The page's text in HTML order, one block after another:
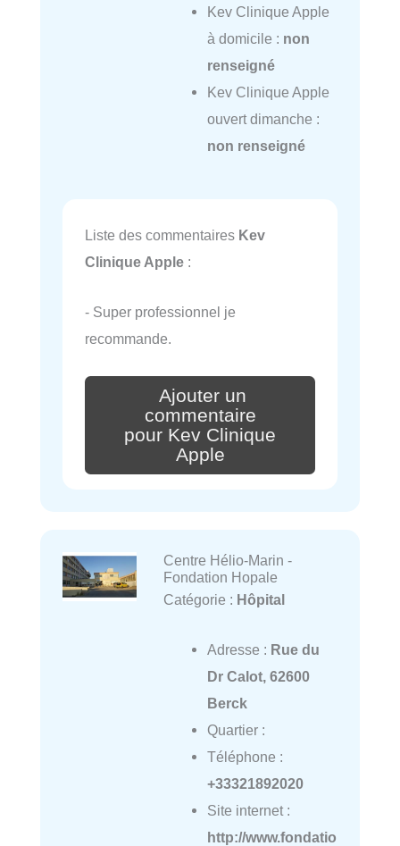
Kev Clinique Apple
à domicile : non
renseigné
Kev Clinique Apple
ouvert dimanche :
non renseigné
Liste des commentaires Kev
Clinique Apple :
- Super professionnel je
recommande.
Ajouter un
commentaire
pour Kev Clinique
Apple
Centre Hélio-Marin -
Fondation Hopale
Catégorie : Hôpital
Adresse : Rue du
Dr Calot, 62600
Berck
Quartier :
Téléphone :
+33321892020
Site internet :
http://www.fondatio